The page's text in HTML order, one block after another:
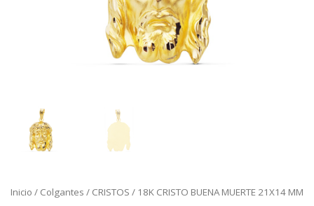
Inicio / Colgantes / CRISTOS / 18K CRISTO BUENA MUERTE 21X14 MM